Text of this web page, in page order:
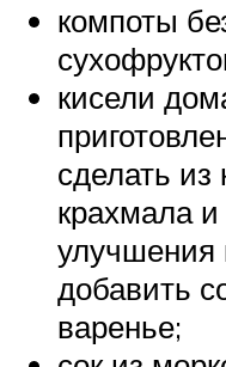
компоты
кисели
сделать из
крахмала
улучшения
добавить
варенье;